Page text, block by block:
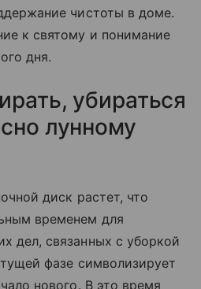
чистоты в доме.
к святому и понимание
дня.
убираться
лунному
диск растет, что
временем для
дел, связанных с уборкой
фазе символизирует
нового. В это время